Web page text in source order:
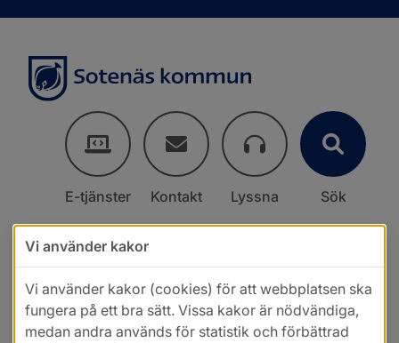
E-tjänster Kontakt Lyssna Sök
Vi använder kakor
Vi använder kakor (cookies) för att webbplatsen ska
fungera på ett bra sätt. Vissa kakor är nödvändiga,
medan andra används för statistik och förbättrad